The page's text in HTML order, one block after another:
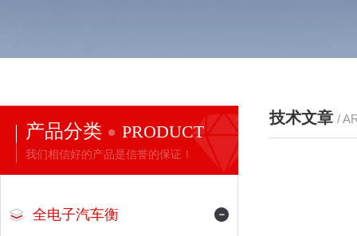
产品分类 PRODUCT
我们相信好的产品是信誉的保证！
全电子汽车衡
技术文章 /